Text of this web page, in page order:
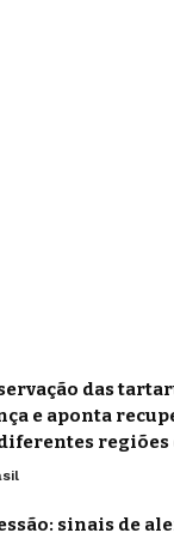
das
e aponta
regiões
sinais de